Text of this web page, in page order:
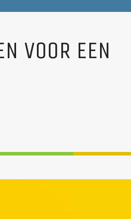
VOOR EEN